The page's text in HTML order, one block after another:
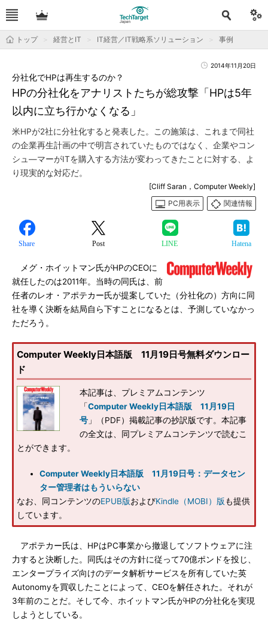
トップ 経営とIT IT経営／IT戦略系ソリューション 事例
2014年11月20日
HPの分社化をアナリストたちが総攻撃「HPは5年
以内に立ち行かなくなる」
分社化でHPは再生するのか？
米HPが2社に分社化すると発表した。この施策は、これまで同社
の企業再生計画の中で明言されていたものではなく、企業やコン
シュ―マーがITを購入する方法が変わってきたことに対する、よ
り現実的な対応だ。
[Cliff Saran，Computer Weekly]
PC用表示
関連情報
Share Post LINE Hatena
メグ・ホイットマン氏がHPのCEOに
就任したのは2011年。当時の同氏は、前
任者のレオ・アポテカー氏が提案していた（分社化の）方向に同
社を導く決断を結局自ら下すことになるとは、予測していなかっ
ただろう。
Computer Weekly日本語版 11月19日号無料ダウンロー
ド
本記事は、プレミアムコンテンツ
「Computer Weekly日本語版 11月19日
号 」（PDF）掲載記事の抄訳版です。本記事
の全文は、同プレミアムコンテンツで読むこ
とができます。
Computer Weekly日本語版 11月19日号：データセン
ター管理者はもういらない
なお、同コンテンツのEPUB版およびKindle（MOBI）版も提供
しています。
アポテカー氏は、HPはPC事業から撤退してソフトウェアに注
力すると決断した。同氏はその方針に従って70億ポンドを投じ、
エンタープライズ向けのデータ解析サービスを所有していた英
Autonomyを買収したことによって、CEOを解任された。それが
3年前のことだ。そして今、ホイットマン氏がHPの分社化を実現
しようとしている。